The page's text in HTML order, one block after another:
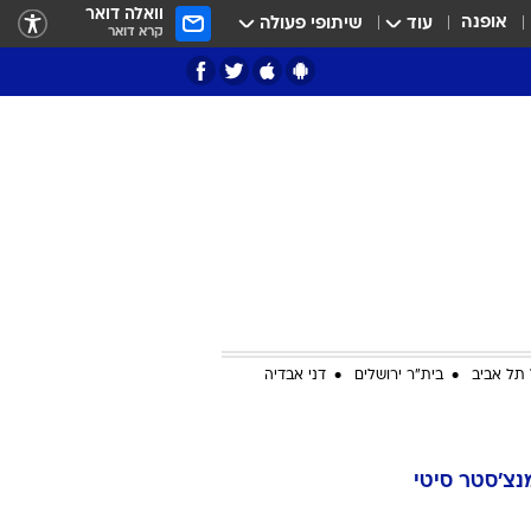
אופנה עוד שיתופי פעולה וואלה דואר
קרא דואר
תל אביב בית"ר ירושלים דני אבדיה
סיטי